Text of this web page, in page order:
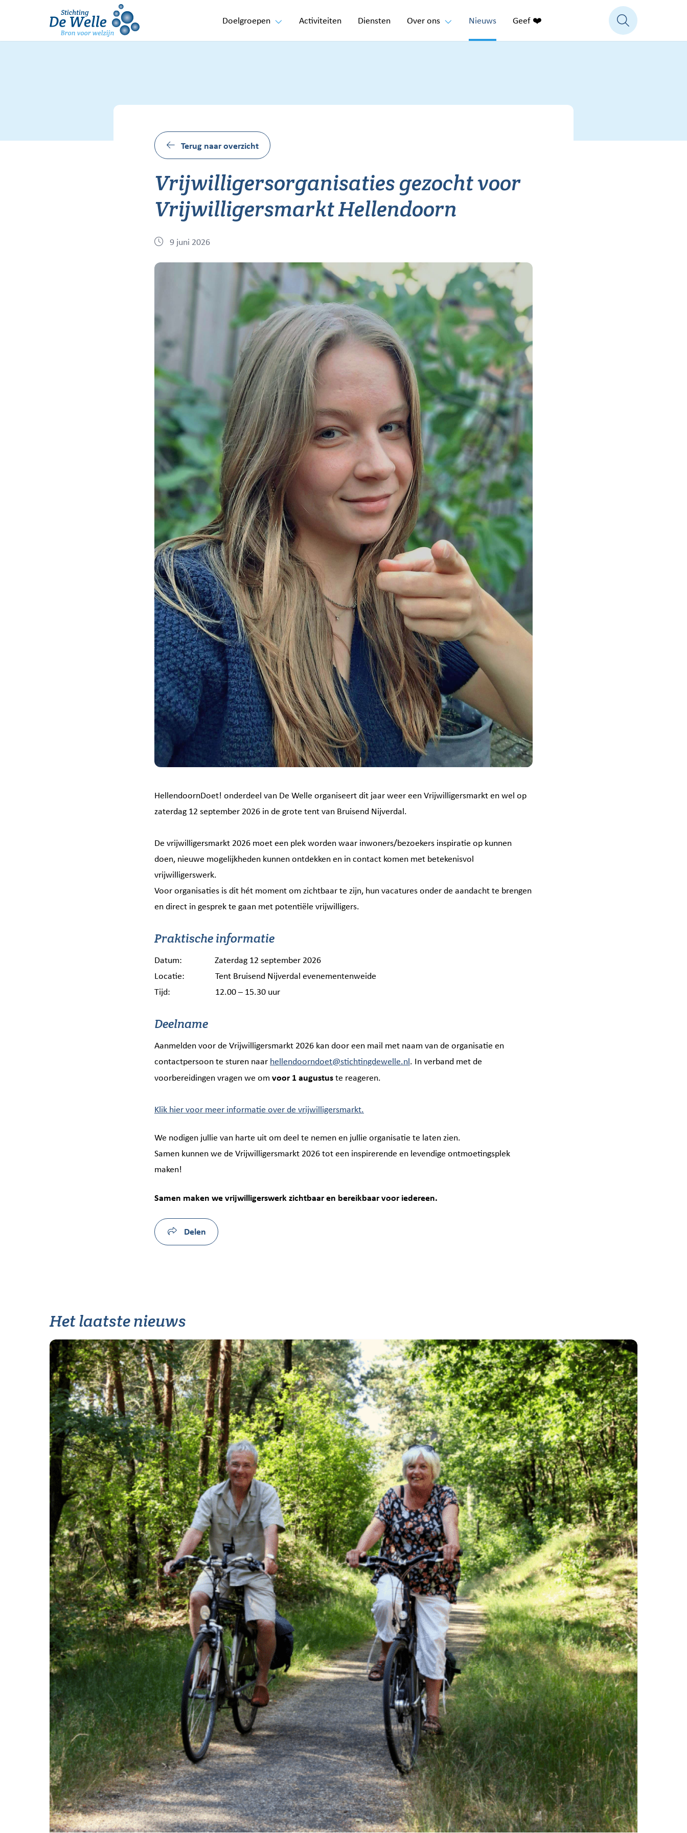
Ga naar de inhoud Doelgroepen Activiteiten Diensten Over ons Nieuws Geef ❤️
Terug naar overzicht
Vrijwilligersorganisaties gezocht voor
Vrijwilligersmarkt Hellendoorn
9 juni 2026
HellendoornDoet! onderdeel van De Welle organiseert dit jaar weer een Vrijwilligersmarkt en wel op
zaterdag 12 september 2026 in de grote tent van Bruisend Nijverdal.
De vrijwilligersmarkt 2026 moet een plek worden waar inwoners/bezoekers inspiratie op kunnen
doen, nieuwe mogelijkheden kunnen ontdekken en in contact komen met betekenisvol
vrijwilligerswerk.
Voor organisaties is dit hét moment om zichtbaar te zijn, hun vacatures onder de aandacht te brengen
en direct in gesprek te gaan met potentiële vrijwilligers.
Praktische informatie
Datum: Zaterdag 12 september 2026
Locatie: Tent Bruisend Nijverdal evenementenweide
Tijd: 12.00 – 15.30 uur
Deelname
Aanmelden voor de Vrijwilligersmarkt 2026 kan door een mail met naam van de organisatie en
contactpersoon te sturen naar hellendoorndoet@stichtingdewelle.nl(opent in nieuw tabblad)
. In verband met de
voorbereidingen vragen we om voor 1 augustuste reageren.
Klik hier voor meer informatie over de vrijwilligersmarkt.
We nodigen jullie van harte uit om deel te nemen en jullie organisatie te laten zien.
Samen kunnen we de Vrijwilligersmarkt 2026 tot een inspirerende en levendige ontmoetingsplek
maken!
Samen maken we vrijwilligerswerk zichtbaar en bereikbaar voor iedereen.
Delen
Het laatste nieuws